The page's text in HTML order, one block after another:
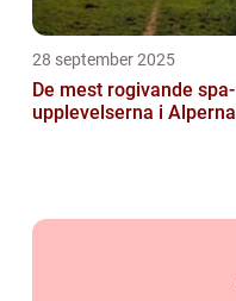
28 september 2025
De mest rogivande spa-
upplevelserna i Alperna